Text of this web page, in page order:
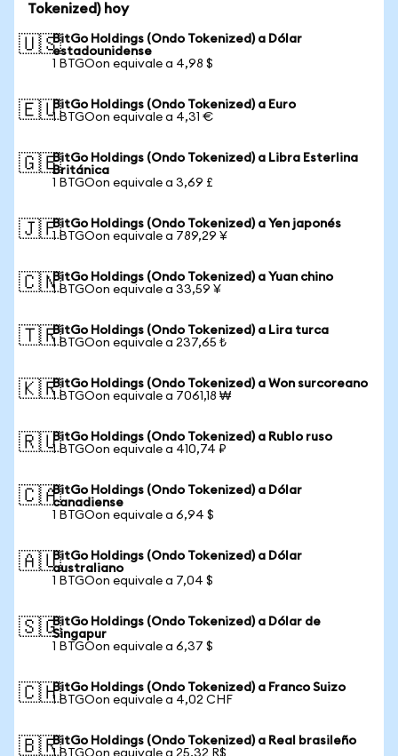
Tokenized) hoy
🇺🇸BitGo Holdings (Ondo Tokenized) a Dólar
estadounidense
1 BTGOon equivale a 4,98 $
🇪🇺BitGo Holdings (Ondo Tokenized) a Euro
1 BTGOon equivale a 4,31 €
🇬🇧BitGo Holdings (Ondo Tokenized) a Libra Esterlina
Británica
1 BTGOon equivale a 3,69 £
🇯🇵BitGo Holdings (Ondo Tokenized) a Yen japonés
1 BTGOon equivale a 789,29 ¥
🇨🇳BitGo Holdings (Ondo Tokenized) a Yuan chino
1 BTGOon equivale a 33,59 ¥
🇹🇷BitGo Holdings (Ondo Tokenized) a Lira turca
1 BTGOon equivale a 237,65 ₺
🇰🇷BitGo Holdings (Ondo Tokenized) a Won surcoreano
1 BTGOon equivale a 7061,18 ₩
🇷🇺BitGo Holdings (Ondo Tokenized) a Rublo ruso
1 BTGOon equivale a 410,74 ₽
🇨🇦BitGo Holdings (Ondo Tokenized) a Dólar
canadiense
1 BTGOon equivale a 6,94 $
🇦🇺BitGo Holdings (Ondo Tokenized) a Dólar
australiano
1 BTGOon equivale a 7,04 $
🇸🇬BitGo Holdings (Ondo Tokenized) a Dólar de
Singapur
1 BTGOon equivale a 6,37 $
🇨🇭BitGo Holdings (Ondo Tokenized) a Franco Suizo
1 BTGOon equivale a 4,02 CHF
🇧🇷BitGo Holdings (Ondo Tokenized) a Real brasileño
1 BTGOon equivale a 25,32 R$